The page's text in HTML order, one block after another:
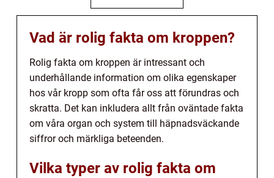
Vad är rolig fakta om kroppen?
Rolig fakta om kroppen är intressant och
underhållande information om olika egenskaper
hos vår kropp som ofta får oss att förundras och
skratta. Det kan inkludera allt från oväntade fakta
om våra organ och system till häpnadsväckande
siffror och märkliga beteenden.
Vilka typer av rolig fakta om